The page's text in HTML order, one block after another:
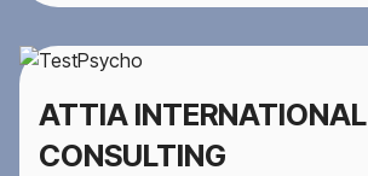
ATTIA INTERNATIONAL
CONSULTING